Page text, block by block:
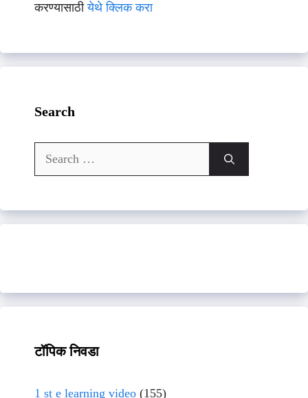
करण्यासाठीयेथे क्लिक करा
Search
Search
for:
टॉपिक निवडा
1 st e learning video (155)